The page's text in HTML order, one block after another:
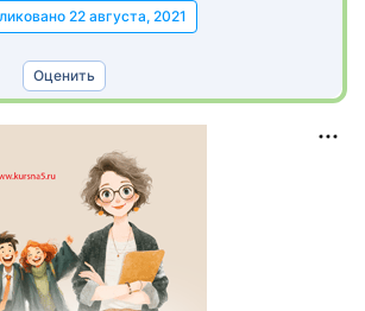
22 августа, 2021
Оценить